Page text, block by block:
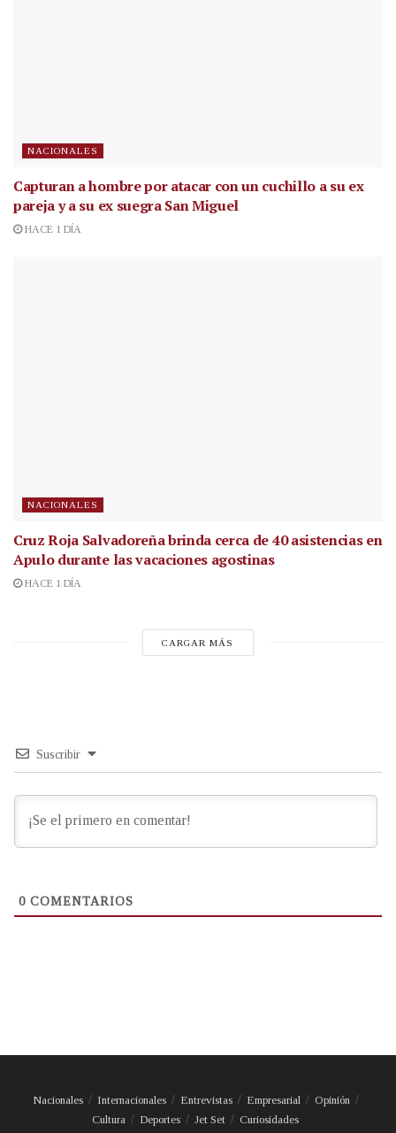
NACIONALES
Capturan a hombre por atacar con un cuchillo a su ex
pareja y a su ex suegra San Miguel
HACE 1 DÍA
NACIONALES
Cruz Roja Salvadoreña brinda cerca de 40 asistencias en
Apulo durante las vacaciones agostinas
HACE 1 DÍA
CARGAR MÁS
Suscribir
0 COMENTARIOS
Nacionales Internacionales Entrevistas Empresarial
Opinión
Cultura
Deportes Jet Set Curiosidades